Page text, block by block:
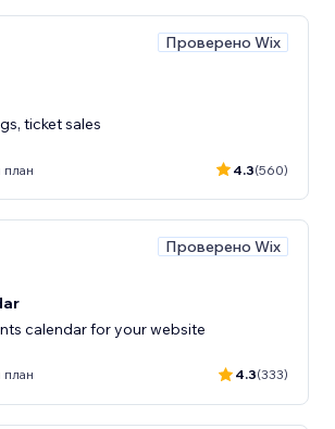
Проверено Wix
ticket sales
план 4.3(560)
Проверено Wix
calendar for your website
план 4.3(333)